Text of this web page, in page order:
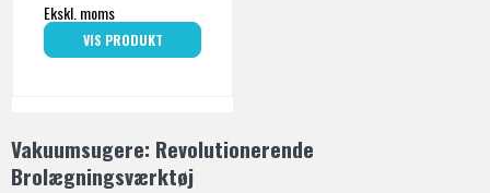
Ekskl. moms
VIS PRODUKT
Vakuumsugere: Revolutionerende
Brolægningsværktøj